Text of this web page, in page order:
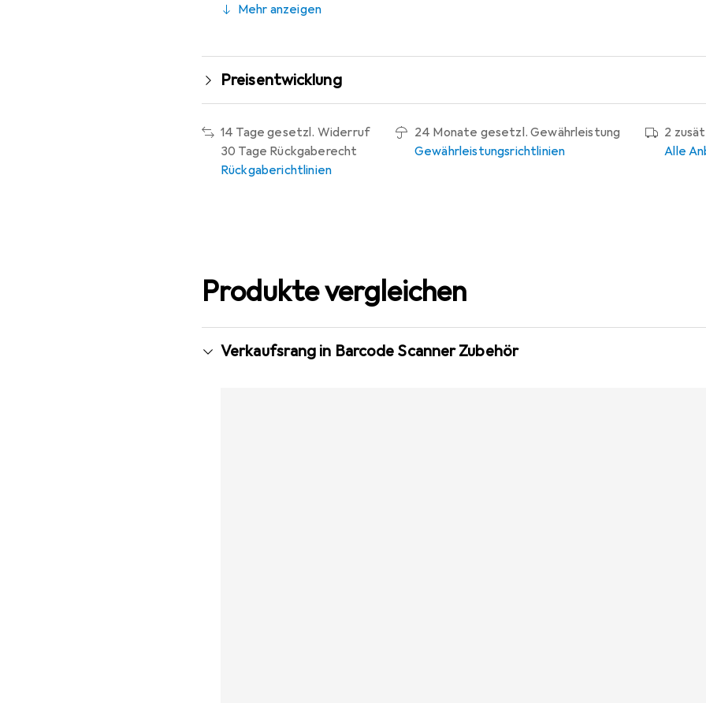
Mehr anzeigen
Preisentwicklung
14 Tage gesetzl. Widerruf
30 Tage Rückgaberecht
Rückgaberichtlinien
24 Monate gesetzl. Gewährleistung
Gewährleistungsrichtlinien
2
Alle
Produkte vergleichen
Verkaufsrang in Barcode Scanner Zubehör